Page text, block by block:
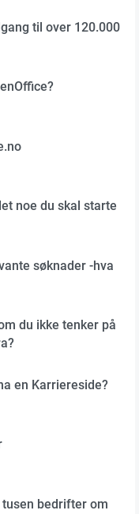
til over 120.000
noe du skal starte
søknader -hva
du ikke tenker på
en Karriereside?
bedrifter om